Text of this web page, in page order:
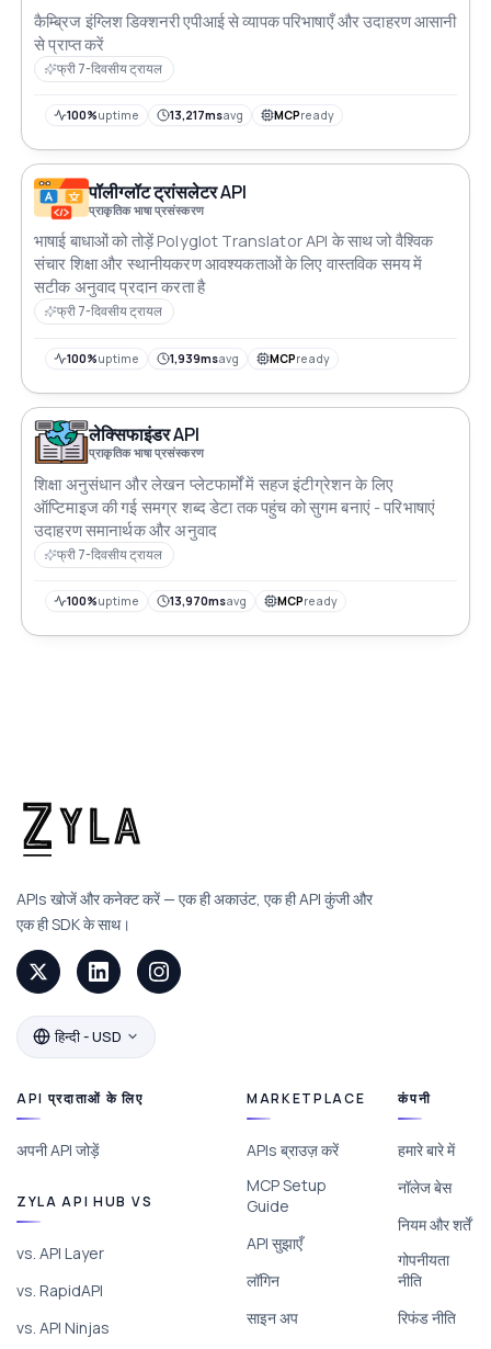
कैम्ब्रिज इंग्लिश डिक्शनरी एपीआई से व्यापक परिभाषाएँ और उदाहरण आसानी
से प्राप्त करें
फ्री 7-दिवसीय ट्रायल
100%uptime 13,217msavg MCPready
पॉलीग्लॉट ट्रांसलेटर API
प्राकृतिक भाषा प्रसंस्करण
भाषाई बाधाओं को तोड़ें Polyglot Translator API के साथ जो वैश्विक
संचार शिक्षा और स्थानीयकरण आवश्यकताओं के लिए वास्तविक समय में
सटीक अनुवाद प्रदान करता है
फ्री 7-दिवसीय ट्रायल
100%uptime 1,939msavg MCPready
लेक्सिफाइंडर API
प्राकृतिक भाषा प्रसंस्करण
शिक्षा अनुसंधान और लेखन प्लेटफार्मों में सहज इंटीग्रेशन के लिए
ऑप्टिमाइज की गई समग्र शब्द डेटा तक पहुंच को सुगम बनाएं - परिभाषाएं
उदाहरण समानार्थक और अनुवाद
फ्री 7-दिवसीय ट्रायल
100%uptime 13,970msavg MCPready
APIs खोजें और कनेक्ट करें — एक ही अकाउंट, एक ही API कुंजी और
एक ही SDK के साथ।
हिन्दी - USD
API प्रदाताओं के लिए
अपनी API जोड़ें
ZYLA API HUB VS
vs. API Layer
vs. RapidAPI
vs. API Ninjas
MARKETPLACE
APIs ब्राउज़ करें
MCP Setup
Guide
API सुझाएँ
लॉगिन
साइन अप
कंपनी
हमारे बारे में
नॉलेज बेस
नियम और शर्तें
गोपनीयता
नीति
रिफंड नीति